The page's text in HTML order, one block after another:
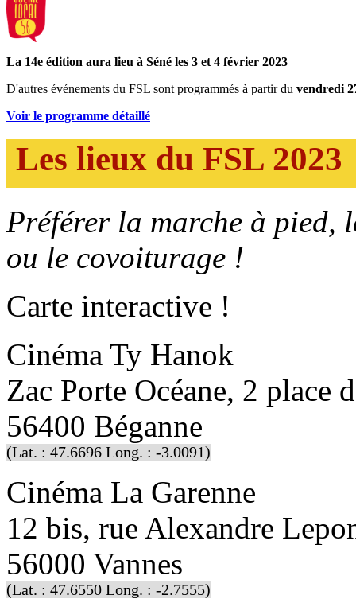
La 14e édition aura lieu à Séné les 3 et 4 février 2023
D'autres événements du FSL sont programmés à partir du vendredi
Voir le programme détaillé
Les lieux du FSL 2023
Préférer la marche à pied,
ou le covoiturage !
Carte interactive !
Cinéma Ty Hanok
Zac Porte Océane, 2 place
56400 Béganne
(Lat. : 47.6696 Long. : -3.0091)
Cinéma La Garenne
12 bis, rue Alexandre
56000 Vannes
(Lat. : 47.6550 Long. : -2.7555)